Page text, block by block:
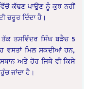
ਕੱਢਣ ਪਾਉਣ ਨੂੰ ਕੁਝ ਨਹੀਂ
ਜ਼ਰੂਰ ਦਿੰਦਾ ਹੈ।
ਤਸਵਿੰਦਰ ਸਿੰਘ ਬੜੈਚ 5
ਵਸਤਾਂ ਮਿਲ ਸਕਦੀਆਂ ਹਨ,
ਅਤੇ ਹੋਰ ਜਿਥੇ ਵੀ ਕਿਸੇ
ਜਾਂਦਾ ਹੈ।